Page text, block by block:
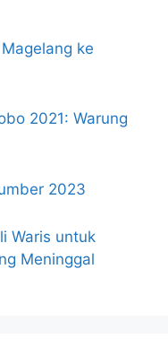
ke
2021: Warung
2023
Waris untuk
Meninggal